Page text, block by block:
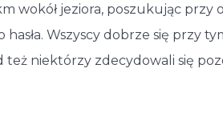
wokół jeziora, poszukując
Wszyscy dobrze się przy
niektórzy zdecydowali się